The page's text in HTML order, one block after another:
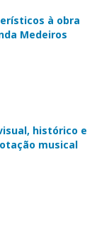
à obra
Medeiros
histórico e
musical